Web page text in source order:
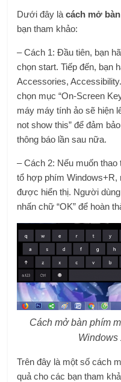
Dưới đây làcách mở
bạn tham khảo:
– Cách 1: Đầu tiên, bạn
chọn start. Tiếp đến, bạn
Accessories,
chọn mục “On-Screen
máy máy tính ảo sẽ hiện
not show this” để đảm
thông báo lần sau nữa.
– Cách 2: Nếu muốn
tổ hợp phím
được hiển thị. Người
nhấn chữ “OK” để hoàn
Cách mở bàn phím
Windows
Trên đây là một số cách
quả cho các bạn tham